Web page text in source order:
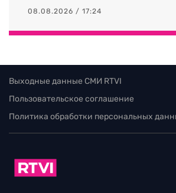
08.08.2026 / 17:24
Выходные данные СМИ RTVI
Пользовательское соглашение
Политика обработки персональных